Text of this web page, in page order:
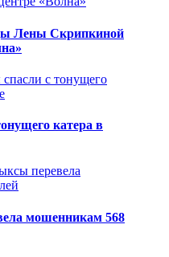
Лены Скрипкиной
катера в
мошенникам 568